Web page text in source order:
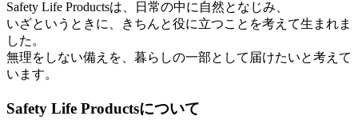
Safety Life Productsは、日常の中に自然となじみ、
いざというときに、きちんと役に立つことを考えて生まれま
した。
無理をしない備えを、暮らしの一部として届けたいと考えて
います。
Safety Life Productsについて